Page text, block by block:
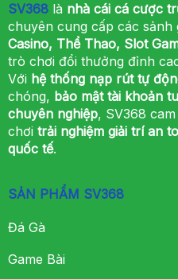
SV368là nhà cái cá cược
chuyên cung cấp các sảnh
Casino, Thể Thao, Slot
trò chơi đổi thưởng đỉnh
Với hệ thống nạp rút tự
chóng, bảo mật tài khoản
chuyên nghiệp, SV368
chơi trải nghiệm giải trí an
quốc tế.
SẢN PHẨM SV368
Đá Gà
Game Bài